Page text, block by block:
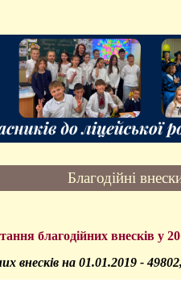
Благодійні
благодійних внесків у
внесків на 01.01.2019 -